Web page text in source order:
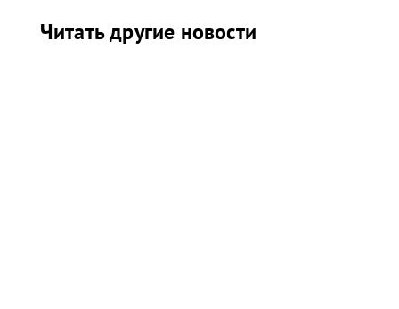
Читать другие новости